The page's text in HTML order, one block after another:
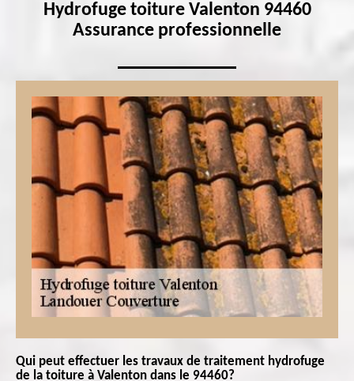
Hydrofuge toiture Valenton 94460
Assurance professionnelle
Qui peut effectuer les travaux de traitement hydrofuge
de la toiture à Valenton dans le 94460?